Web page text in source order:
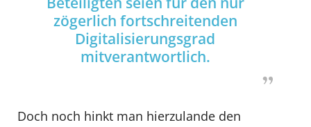
zögerlich fortschreitenden
Digitalisierungsgrad
mitverantwortlich.
Doch noch hinkt man hierzulande den